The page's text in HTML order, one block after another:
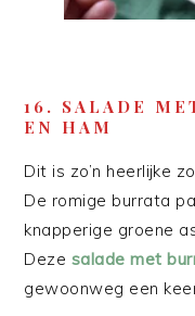
16. SALADE
EN HAM
Dit is zo’n heerlijke
De romige burrata
knapperige groene
Deze salade met
gewoonweg een